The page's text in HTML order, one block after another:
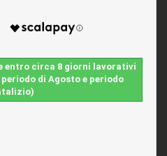
entro circa 8 giorni lavorativi
di Agosto e periodo